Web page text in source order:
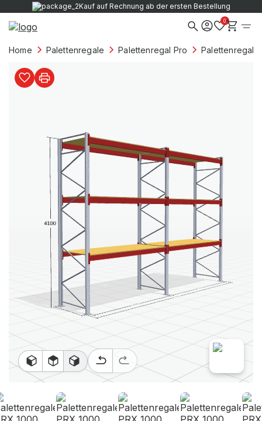
Kauf auf Rechnung ab der ersten Bestellung
0
Home Palettenregale Palettenregal Pro Palettenregale